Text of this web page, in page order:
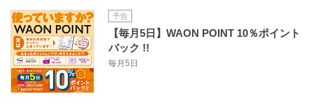
予告
【毎月5日】WAON POINT 10％ポイント
バック !!
毎月5日